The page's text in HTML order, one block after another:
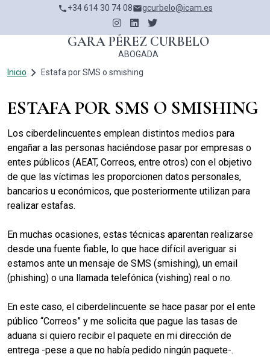
contenido
phone+34 614 30 74 08emailgcurbelo@icam.es
GARA PÉREZ CURBELO
ABOGADA
RUTA DE NAVEGACIÓN
Inicio navigate_next Estafa por SMS o smishing
ESTAFA POR SMS O SMISHING
Los ciberdelincuentes emplean distintos medios para
engañar a las personas haciéndose pasar por empresas o
entes públicos (AEAT, Correos, entre otros) con el objetivo
de que las víctimas les proporcionen datos personales,
bancarios u económicos, que posteriormente utilizan para
realizar estafas.
En muchas ocasiones, estas técnicas aparentan realizarse
desde una fuente fiable, lo que hace difícil averiguar si
estamos ante un mensaje de SMS (smishing), un email
(phishing) o una llamada telefónica (vishing) real o no.
En este caso, el ciberdelincuente se hace pasar por el ente
público “Correos” y me solicita que pague las tasas de
aduana si quiero recibir el paquete en mi dirección de
entrega -pese a que no había pedido ningún paquete-.